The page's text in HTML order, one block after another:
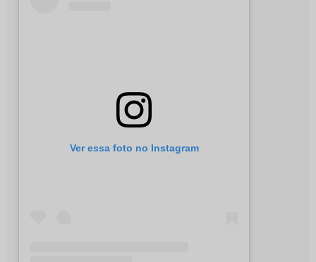
Ver essa foto no Instagram